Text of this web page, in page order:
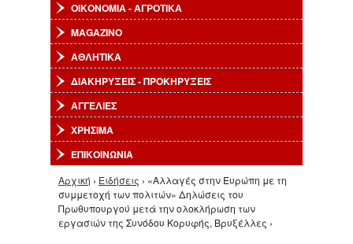
ΟΙΚΟΝΟΜΙΑ - ΑΓΡΟΤΙΚΑ
MAGAZINO
ΑΘΛΗΤΙΚΑ
ΔΙΑΚΗΡΥΞΕΙΣ - ΠΡΟΚΗΡΥΞΕΙΣ
ΑΓΓΕΛΙΕΣ
ΧΡΗΣΙΜΑ
ΕΠΙΚΟΙΝΩΝΙΑ
Είστε εδώ
Αρχική › Ειδήσεις › «Αλλαγές στην Ευρώπη με τη
συμμετοχή των πολιτών» Δηλώσεις του
Πρωθυπουργού μετά την ολοκλήρωση των
εργασιών της Συνόδου Κορυφής, Βρυξέλλες ›